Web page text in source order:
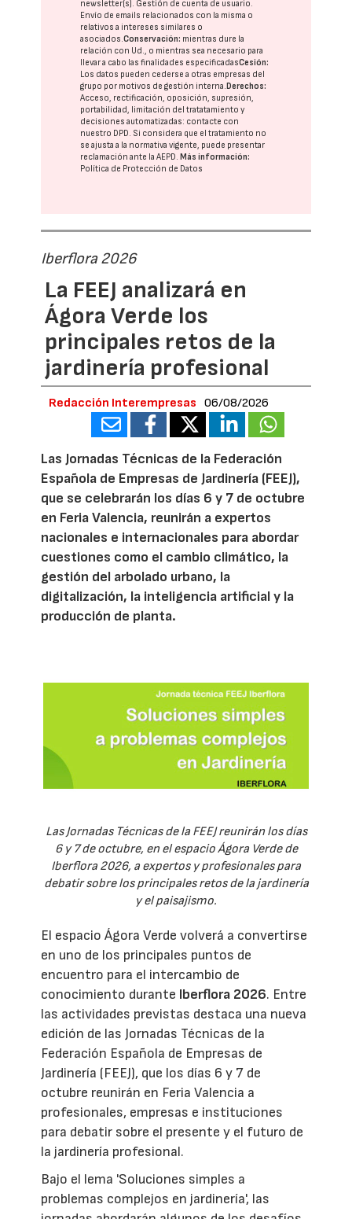
newsletter(s). Gestión de cuenta de usuario.
Envío de emails relacionados con la misma o
relativos a intereses similares o
asociados.Conservación: mientras dure la
relación con Ud., o mientras sea necesario para
llevar a cabo las finalidades especificadasCesión:
Los datos pueden cederse a otras empresas del
grupo por motivos de gestión interna. Derechos:
Acceso, rectificación, oposición, supresión,
portabilidad, limitación del tratatamiento y
decisiones automatizadas: contacte con
nuestro DPD. Si considera que el tratamiento no
se ajusta a la normativa vigente, puede presentar
reclamación ante laAEPD. Más información:
Política de Protección de Datos
Iberflora 2026
La FEEJ analizará en
Ágora Verde los
principales retos de la
jardinería profesional
Redacción Interempresas 06/08/2026
Las Jornadas Técnicas de la Federación
Española de Empresas de Jardinería (FEEJ),
que se celebrarán los días 6 y 7 de octubre
en Feria Valencia, reunirán a expertos
nacionales e internacionales para abordar
cuestiones como el cambio climático, la
gestión del arbolado urbano, la
digitalización, la inteligencia artificial y la
producción de planta.
Las Jornadas Técnicas de la FEEJ reunirán los días
6 y 7 de octubre, en el espacio Ágora Verde de
Iberflora 2026, a expertos y profesionales para
debatir sobre los principales retos de la jardinería
y el paisajismo.
El espacio Ágora Verde volverá a convertirse
en uno de los principales puntos de
encuentro para el intercambio de
conocimiento durante Iberflora 2026. Entre
las actividades previstas destaca una nueva
edición de las Jornadas Técnicas de la
Federación Española de Empresas de
Jardinería (FEEJ), que los días 6 y 7 de
octubre reunirán en Feria Valencia a
profesionales, empresas e instituciones
para debatir sobre el presente y el futuro de
la jardinería profesional.
Bajo el lema 'Soluciones simples a
problemas complejos en jardinería', las